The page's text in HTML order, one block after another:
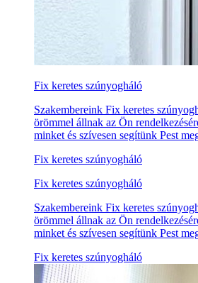
Fix keretes szúnyogháló
Szakembereink Fix keretes
örömmel állnak az Ön
minket és szívesen segítünk Pest
Fix keretes szúnyogháló
Fix keretes szúnyogháló
Szakembereink Fix keretes
örömmel állnak az Ön
minket és szívesen segítünk Pest
Fix keretes szúnyogháló